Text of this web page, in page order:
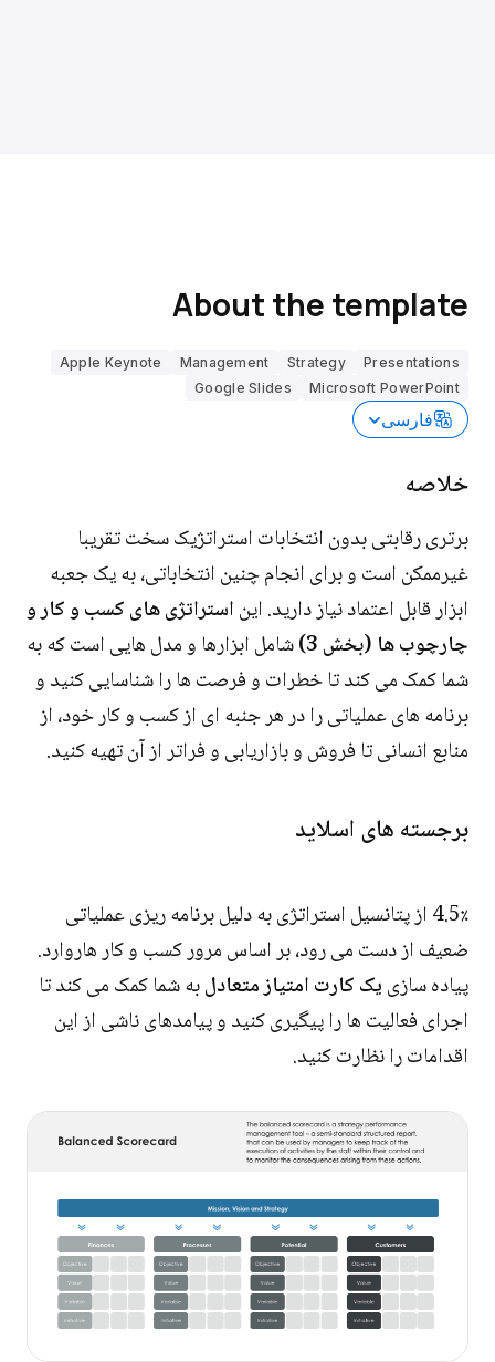
About the template
Presentations
Strategy
Management
Apple Keynote
Microsoft PowerPoint
Google Slides
فارسی
خلاصه
برتری رقابتی بدون انتخابات استراتژیک سخت تقریبا
غیرممکن است و برای انجام چنین انتخاباتی، به یک جعبه
ابزار قابل اعتماد نیاز دارید. ایناستراتژی های کسب و کار و
چارچوب ها (بخش 3)
شامل ابزارها و مدل هایی است که به
شما کمک می کند تا خطرات و فرصت ها را شناسایی کنید و
برنامه های عملیاتی را در هر جنبه ای از کسب و کار خود، از
منابع انسانی تا فروش و بازاریابی و فراتر از آن تهیه کنید.
برجسته های اسلاید
4.5٪ از پتانسیل استراتژی به دلیل برنامه ریزی عملیاتی
ضعیف از دست می رود، بر اساس مرور کسب و کار هاروارد.
پیاده سازییک کارت امتیاز متعادلبه شما کمک می کند تا
اجرای فعالیت ها را پیگیری کنید و پیامدهای ناشی از این
اقدامات را نظارت کنید.